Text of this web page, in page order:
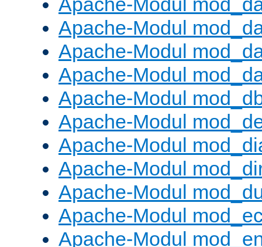
Apache-Modul
Apache-Modul
Apache-Modul
Apache-Modul
Apache-Modul
Apache-Modul
Apache-Modul
Apache-Modul
Apache-Modul
Apache-Modul